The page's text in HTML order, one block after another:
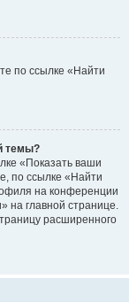
по ссылке «Найти
темы?
«Показать ваши
по ссылке «Найти
на конференции
на главной странице.
расширенного